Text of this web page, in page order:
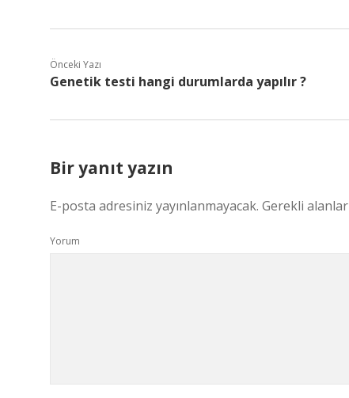
Önceki Yazı
Genetik testi hangi durumlarda yapılır ?
Bir yanıt yazın
E-posta adresiniz yayınlanmayacak. Gerekli alanlar
Yorum